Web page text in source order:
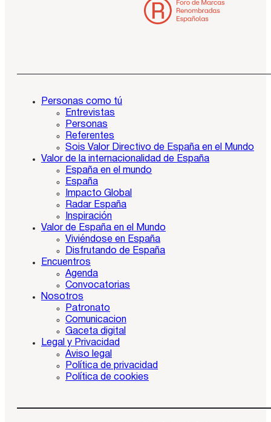
Personas como tú
Entrevistas
Personas
Referentes
Sois Valor Directivo de España en el Mundo
Valor de la internacionalidad de España
España en el mundo
España
Impacto Global
Radar España
Inspiración
Valor de España en el Mundo
Viviéndose en España
Disfrutando de España
Encuentros
Agenda
Convocatorias
Nosotros
Patronato
Comunicacion
Gaceta digital
Legal y Privacidad
Aviso legal
Política de privacidad
Política de cookies